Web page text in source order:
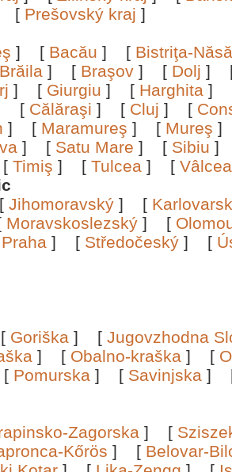
[ Prešovský kraj ]
] [ Bacău ] [ Bistriţa-
Brăila ] [ Braşov ] [ Dolj ]
] [ Giurgiu ] [ Harghita ]
[ Călăraşi ] [ Cluj ] [
] [ Maramureş ] [ Mureş
] [ Satu Mare ] [ Sibiu
[ Timiş ] [ Tulcea ] [
[ Jihomoravský ] [
Moravskoslezský ] [
Praha ] [ Středočeský ] [
[ Goriška ] [ Jugovzhodna
] [ Obalno-kraška ] [
[ Pomurska ] [ Savinjska ]
Zagorska ] [
Kőrös ] [ Belovar-